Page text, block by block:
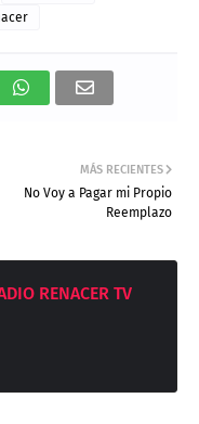
MÁS RECIENTES
No Voy a Pagar mi Propio
Reemplazo
RENACER TV